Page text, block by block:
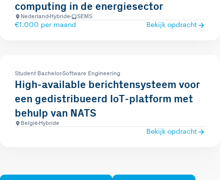
computing in de energiesector
Nederland Hybride SEMS
€1.000 per maand Bekijk opdracht
Student BachelorSoftware Engineering
High-available berichtensysteem voor
een gedistribueerd IoT-platform met
behulp van NATS
België Hybride
Bekijk opdracht